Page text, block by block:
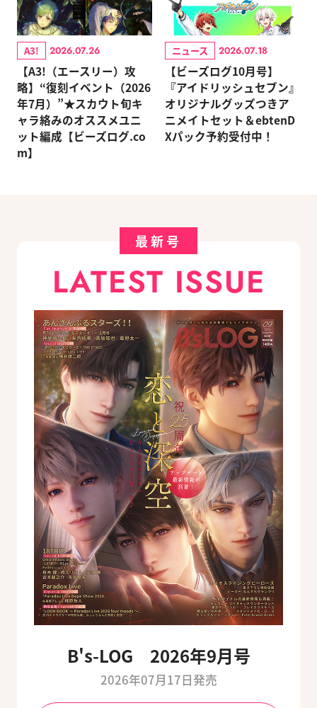
A3! 2026.07.26
【A3!（エースリー）攻
略】“復刻イベント（2026
年7月）”★スカウト旬キ
ャラ絡みのオススメユニ
ット編成【ビーズログ.co
m】
ニュース 2026.07.18
【ビーズログ10月号】
『アイドリッシュセブン』
オリジナルグッズつきア
ニメイトセット＆ebtenD
Xパック予約受付中！
最新号
LATEST ISSUE
B's-LOG 2026年9月号
2026年07月17日発売